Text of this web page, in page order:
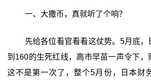
一、大撒币，真就听了个响？
先给各位看官看看这仗势。5月底，
到160的生死红线，高市早苗一声令下，
这不是第一次了，整个5月份，日本财